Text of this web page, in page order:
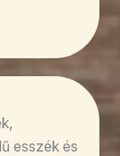
esszék és